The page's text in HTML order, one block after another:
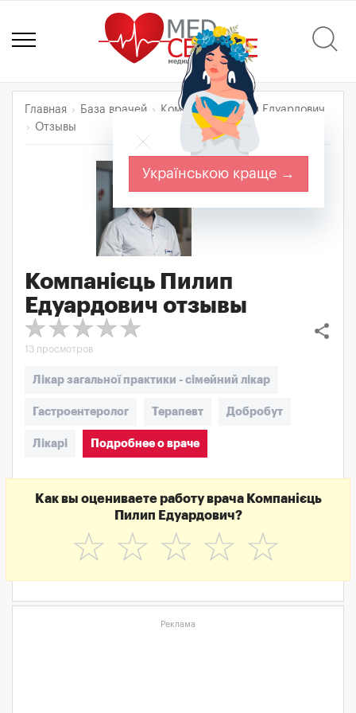
Главная База врачей
Компанієць Пилип Едуардович
Отзывы
Компанієць Пилип
Едуардович отзывы
share
13 просмотров
Лікар загальної практики - сімейний лікар
Гастроентеролог Терапевт Добробут
Лікарі Подробнее о враче
Как вы оцениваете работу врача Компанієць
Пилип Едуардович?
☆
☆
☆
☆
☆
Реклама
Українською краще →